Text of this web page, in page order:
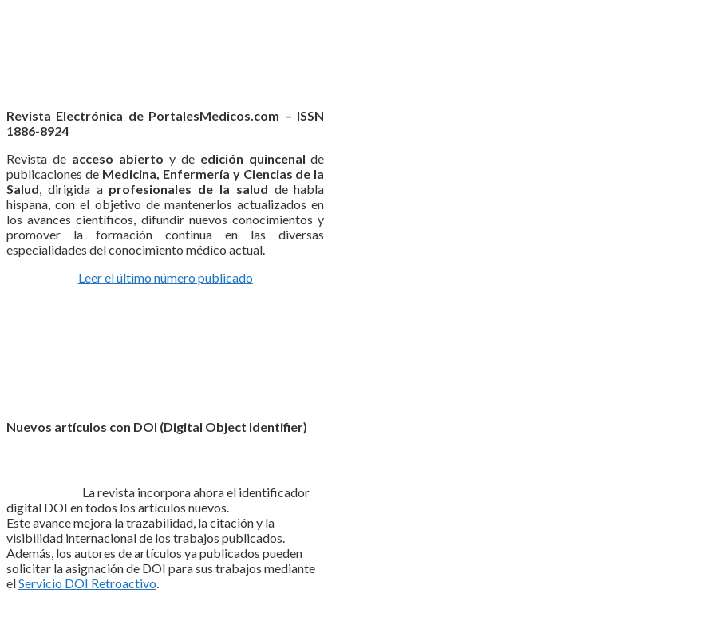
Revista Electrónica de PortalesMedicos.com – ISSN
1886-8924
Revista de acceso abierto y de edición quincenal de
publicaciones de Medicina, Enfermería y Ciencias de la
Salud, dirigida a profesionales de la salud de habla
hispana, con el objetivo de mantenerlos actualizados en
los avances científicos, difundir nuevos conocimientos y
promover la formación continua en las diversas
especialidades del conocimiento médico actual.
Leer el último número publicado
Nuevos artículos con DOI (Digital Object Identifier)
La revista incorpora ahora el identificador
digital DOI en todos los artículos nuevos.
Este avance mejora la trazabilidad, la citación y la
visibilidad internacional de los trabajos publicados.
Además, los autores de artículos ya publicados pueden
solicitar la asignación de DOI para sus trabajos mediante
elServicio DOI Retroactivo.